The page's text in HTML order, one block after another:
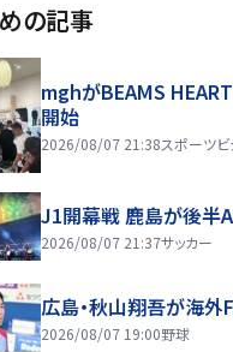
の記事
mghがBEAMS
開始
2026/08/07 21:38スポーツビ
J1開幕戦 鹿島が後半
2026/08/07 21:37サッカー
広島・秋山翔吾が海外
2026/08/07 19:00野球